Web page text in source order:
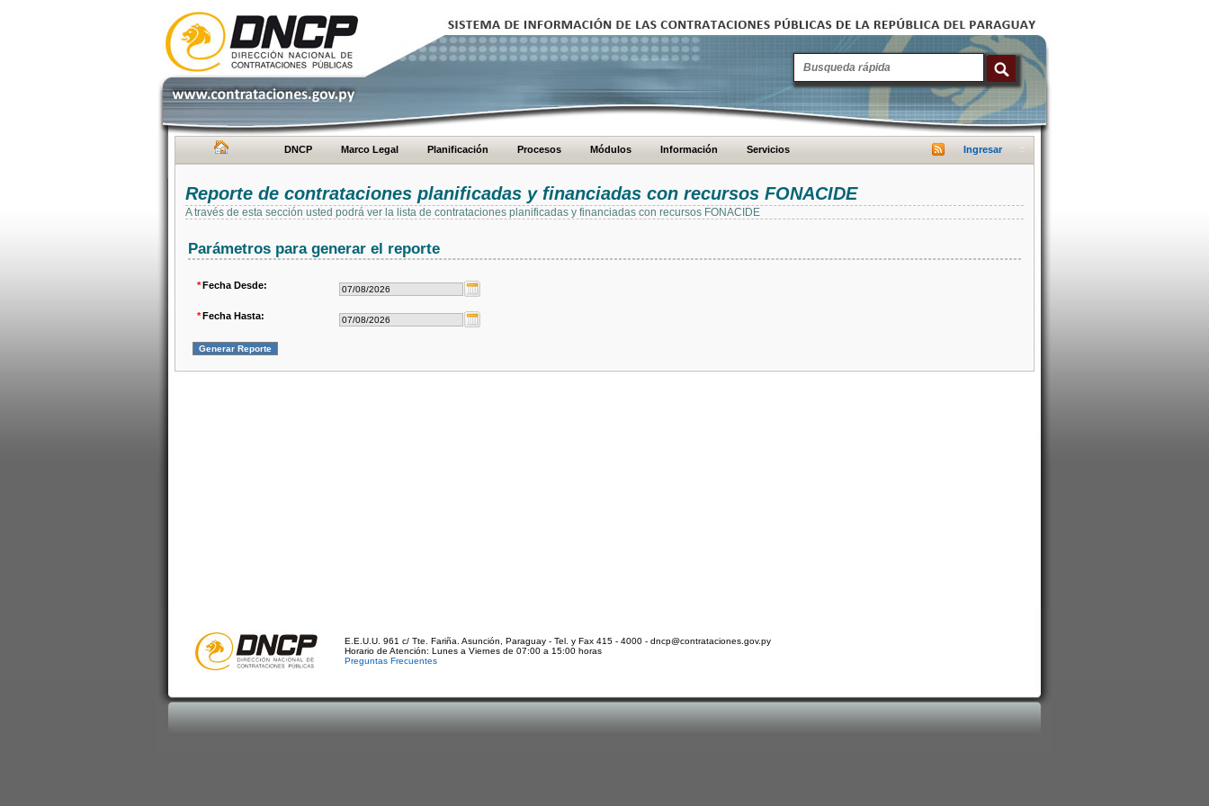
DNCP Marco Legal Planificación Procesos Módulos Información Servicios Ingresar
Reporte de contrataciones planificadas y financiadas con recursos FONACIDE
A través de esta sección usted podrá ver la lista de contrataciones planificadas y financiadas con recursos FONACIDE
Parámetros para generar el reporte
*Fecha Desde:
*Fecha Hasta:
E.E.U.U. 961 c/ Tte. Fariña. Asunción, Paraguay - Tel. y Fax 415 - 4000 - dncp@contrataciones.gov.py
Horario de Atención: Lunes a Viernes de 07:00 a 15:00 horas
Preguntas Frecuentes